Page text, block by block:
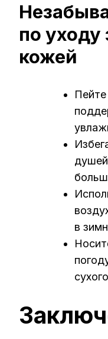
по уходу
кожей
в